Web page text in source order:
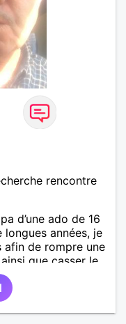
rencontre
d’une ado de 16
années, je
afin de rompre une
que casser le
se décliner en des
fera son
philosophe